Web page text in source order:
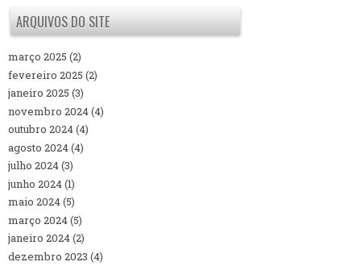
ARQUIVOS DO SITE
março 2025 (2)
fevereiro 2025 (2)
janeiro 2025 (3)
novembro 2024(4)
outubro 2024(4)
agosto 2024(4)
julho 2024(3)
junho 2024(1)
maio 2024(5)
março 2024(5)
janeiro 2024(2)
dezembro 2023 (4)